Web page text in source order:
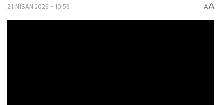
21 NÎSAN 2026 - 10:56 AA